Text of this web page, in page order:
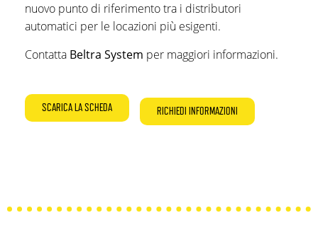
nuovo punto di riferimento tra i distributori
automatici per le locazioni più esigenti.
Contatta Beltra System per maggiori informazioni.
SCARICA LA SCHEDA RICHIEDI INFORMAZIONI